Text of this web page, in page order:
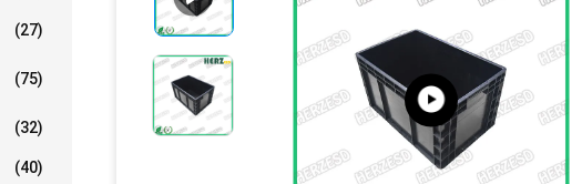
(27)
(75)
(32)
(40)